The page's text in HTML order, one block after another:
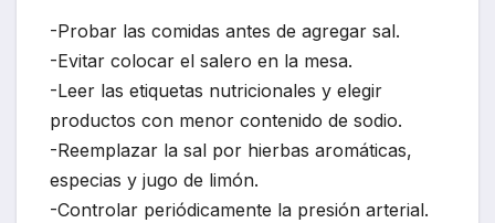
-Probar las comidas antes de agregar sal.
-Evitar colocar el salero en la mesa.
-Leer las etiquetas nutricionales y elegir
productos con menor contenido de sodio.
-Reemplazar la sal por hierbas aromáticas,
especias y jugo de limón.
-Controlar periódicamente la presión arterial.